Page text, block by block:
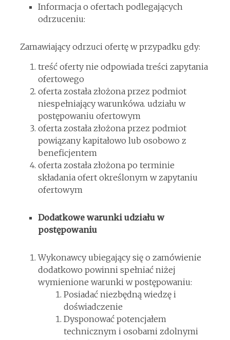
Informacja o ofertach podlegających
odrzuceniu:
Zamawiający odrzuci ofertę w przypadku gdy:
treść oferty nie odpowiada treści zapytania
ofertowego
oferta została złożona przez podmiot
niespełniający warunkówa. udziału w
postępowaniu ofertowym
oferta została złożona przez podmiot
powiązany kapitałowo lub osobowo z
beneficjentem
oferta została złożona po terminie
składania ofert określonym w zapytaniu
ofertowym
Dodatkowe warunki udziału w
postępowaniu
Wykonawcy ubiegający się o zamówienie
dodatkowo powinni spełniać niżej
wymienione warunki w postępowaniu:
Posiadać niezbędną wiedzę i
doświadczenie
Dysponować potencjałem
technicznym i osobami zdolnymi